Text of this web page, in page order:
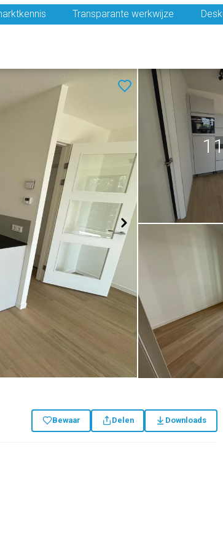
Transparante werkwijze
Bewaar Delen Downloads